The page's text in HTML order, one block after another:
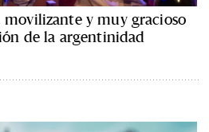
movilizante y muy gracioso
de la argentinidad